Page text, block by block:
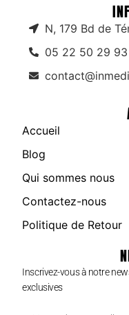
N, 179 Bd de
05 22 50 29 93
Accueil
Blog
Qui sommes nous
Contactez-nous
Politique de Retour
Inscrivez-vous à notre
exclusives